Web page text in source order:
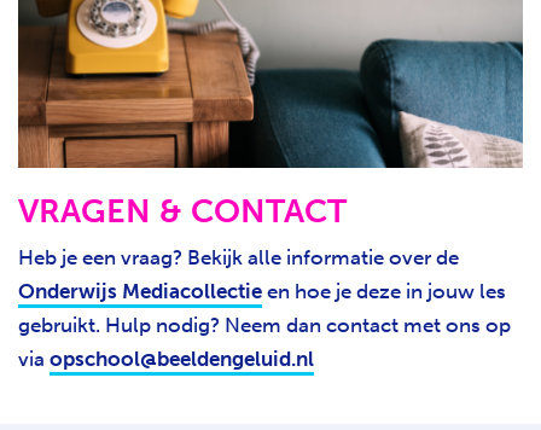
voor jouw vak online staat.
MELD JE AAN
VRAGEN & CONTACT
Heb je een vraag? Bekijk alle informatie over de
Onderwijs Mediacollectie en hoe je deze in jouw les
gebruikt. Hulp nodig? Neem dan contact met ons op
via opschool@beeldengeluid.nl